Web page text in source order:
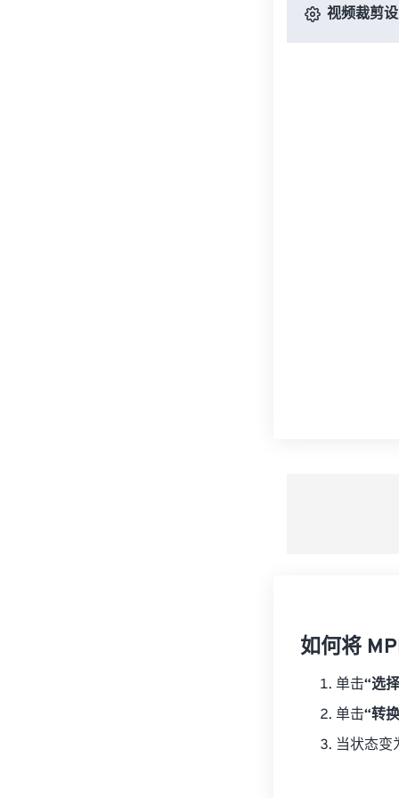
视频裁剪
如何将
单击“选
单击“转
当状态变